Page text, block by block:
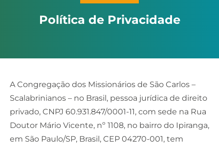
Política de Privacidade
A Congregação dos Missionários de São Carlos –
Scalabrinianos – no Brasil, pessoa jurídica de direito
privado, CNPJ 60.931.847/0001-11, com sede na Rua
Doutor Mário Vicente, nº 1108, no bairro do Ipiranga,
em São Paulo/SP, Brasil, CEP 04270-001, tem